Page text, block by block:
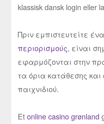
klassisk dansk login eller
Πριν εμπιστευτείτε
περιορισμούς, είναι
εφαρμόζονται στην
τα όρια κατάθεσης και
παιχνιδιού.
Etonline casino grønland